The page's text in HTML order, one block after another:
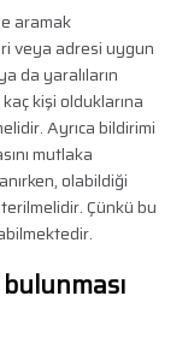
aramak
veya adresi uygun
da yaralıların
kişi olduklarına
Ayrıca bildirimi
mutlaka
olabildiği
Çünkü bu